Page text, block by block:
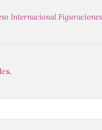
Internacional
.